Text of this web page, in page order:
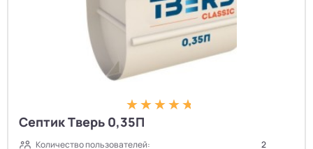
Септик Тверь 0,35П
Количество пользователей:
2